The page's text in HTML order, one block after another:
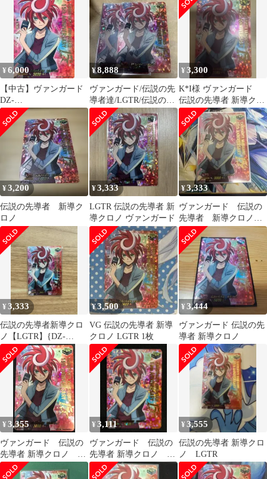
ド,DZシリーズ,スペシ
ャルシリーズ
DZ/SS16/LGTR03LGTR
伝説の先導者 新導ク
ロノ LGTR 1枚
¥6,000
【中古】ヴァンガード
DZ-
SS16/LGTR03[LGTR]：
伝説の先導者 新導クロ
ノ
¥8,888
ヴァンガード/伝説の先
導者達/LGTR/伝説の先
導者 新導クロノ 2枚
¥3,300
K*I様 ヴァンガード
伝説の先導者 新導クロ
ノ LGTR
¥3,200
伝説の先導者 新導ク
ロノ
¥3,333
LGTR 伝説の先導者 新
導クロノ ヴァンガード
¥3,333
ヴァンガード 伝説の
先導者 新導クロノ
LGTR
¥3,333
伝説の先導者新導クロ
ノ【LGTR】{DZ-
SS16/LGTR03}
¥3,500
VG 伝説の先導者 新導
クロノ LGTR 1枚
¥3,444
ヴァンガード 伝説の先
導者 新導クロノ
¥3,355
ヴァンガード 伝説の
先導者 新導クロノ
LGTR
¥3,111
ヴァンガード 伝説の
先導者 新導クロノ
LGTR
¥3,555
伝説の先導者 新導クロ
ノ LGTR